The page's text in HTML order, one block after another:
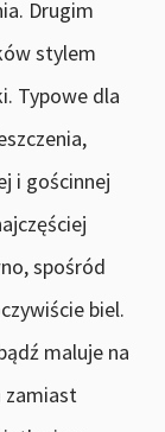
Drugim
stylem
Typowe dla
i gościnnej
spośród
biel.
maluje na
zamiast